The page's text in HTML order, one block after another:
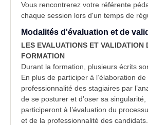
Vous rencontrerez votre référente
chaque session lors d'un temps de
Modalités d'évaluation et de
LES EVALUATIONS ET VALIDATION
FORMATION
Durant la formation, plusieurs écrits
En plus de participer à l’élaboration de
professionnalité des stagiaires par
de se posturer et d’oser sa
participeront à l’évaluation du
et de la professionnalité des candidats.